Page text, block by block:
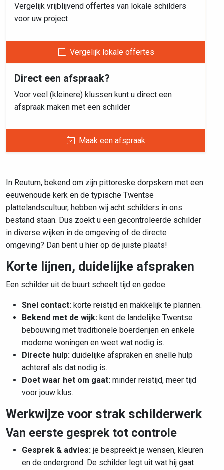
Vergelijk vrijblijvend offertes van lokale schilders
voor uw project
Vergelijk lokale offertes
Direct een afspraak?
Voor veel (kleinere) klussen kunt u direct een
afspraak maken met een schilder
Maak een afspraak
In Reutum, bekend om zijn pittoreske dorpskern met een
eeuwenoude kerk en de typische Twentse
plattelandscultuur, hebben wij acht schilders in ons
bestand staan. Dus zoekt u een gecontroleerde schilder
in diverse wijken in de omgeving of de directe
omgeving? Dan bent u hier op de juiste plaats!
Korte lijnen, duidelijke afspraken
Een schilder uit de buurt scheelt tijd en gedoe.
Snel contact: korte reistijd en makkelijk te plannen.
Bekend met de wijk: kent de landelijke Twentse
bebouwing met traditionele boerderijen en enkele
moderne woningen en weet wat nodig is.
Directe hulp: duidelijke afspraken en snelle hulp
achteraf als dat nodig is.
Doet waar het om gaat: minder reistijd, meer tijd
voor jouw klus.
Werkwijze voor strak schilderwerk
Van eerste gesprek tot controle
Gesprek & advies: je bespreekt je wensen, kleuren
en de ondergrond. De schilder legt uit wat hij gaat